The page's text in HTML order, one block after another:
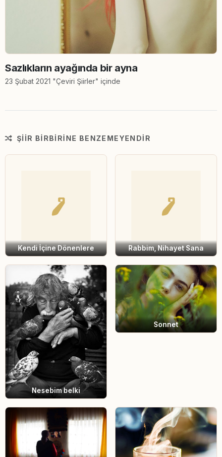
Sazlıkların ayağında bir ayna
23 Şubat 2021 "Çeviri Şiirler" içinde
ŞIIR BIRBIRINE BENZEMEYENDIR
Kendi İçine Dönenlere Rabbim, Nihayet Sana
Nesebim belki
Sonnet